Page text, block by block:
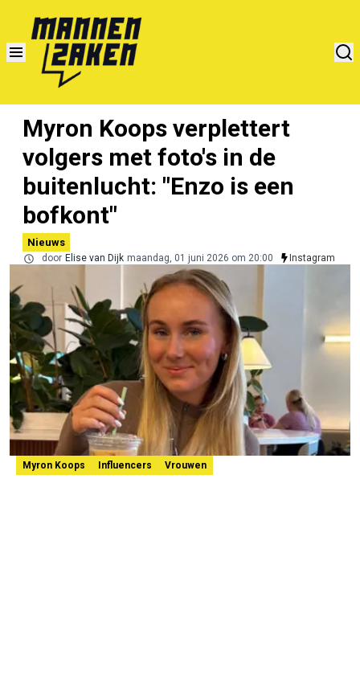
Myron Koops verplettert
volgers met foto's in de
buitenlucht: "Enzo is een
bofkont"
Nieuws
door Elise van Dijk maandag, 01 juni 2026 om 20:00 Instagram
Myron Koops Influencers Vrouwen